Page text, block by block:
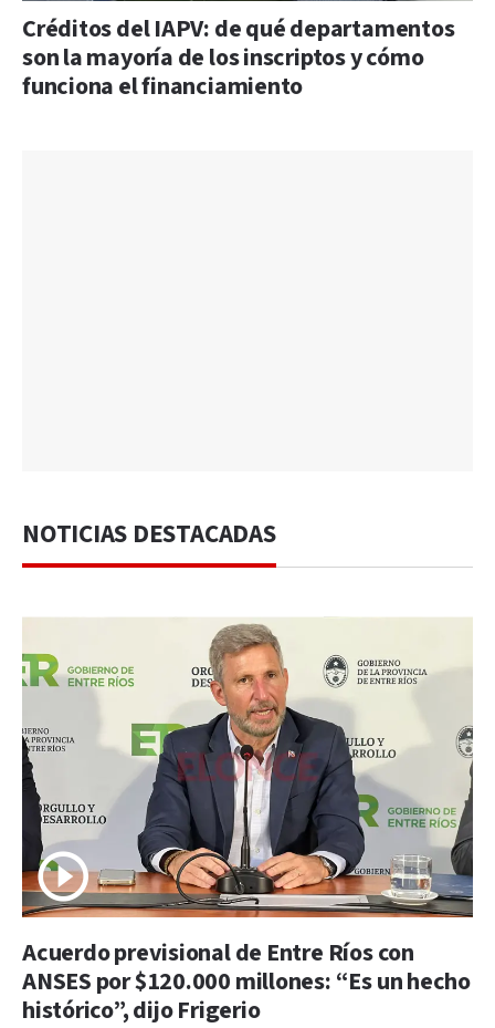
Créditos del IAPV: de qué departamentos
son la mayoría de los inscriptos y cómo
funciona el financiamiento
NOTICIAS DESTACADAS
Acuerdo previsional de Entre Ríos con
ANSES por $120.000 millones: “Es un hecho
histórico”, dijo Frigerio